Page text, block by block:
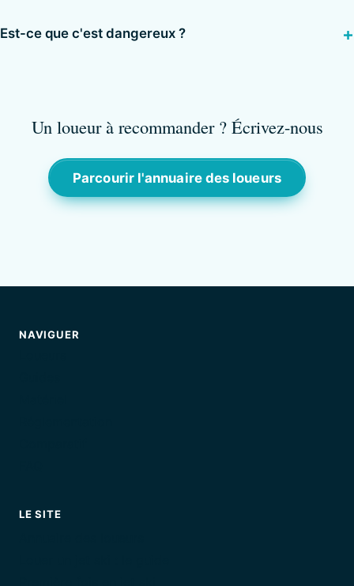
Est-ce que c'est dangereux ?
Un loueur à recommander ? Écrivez-nous
Parcourir l'annuaire des loueurs
NAVIGUER
LE SITE